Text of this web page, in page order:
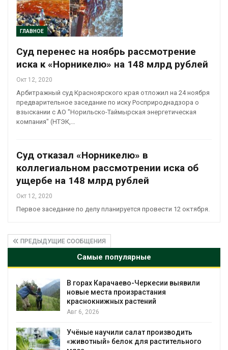
ГЛАВНОЕ
Суд перенес на ноябрь рассмотрение
иска к «Норникелю» на 148 млрд рублей
Окт 12, 2020
Арбитражный суд Красноярского края отложил на 24 ноября
предварительное заседание по иску Росприроднадзора о
взыскании с АО "Норильско-Таймырская энергетическая
компания" (НТЭК,…
Суд отказал «Норникелю» в
коллегиальном рассмотрении иска об
ущербе на 148 млрд рублей
Окт 12, 2020
Первое заседание по делу планируется провести 12 октября.
ПРЕДЫДУЩИЕ СООБЩЕНИЯ
Самые популярные
В Домодедове ликвидируют
последствия разлива химикатов после
пожара на складе
Авг 6, 2026
Изменение климата меняет ареалы
бабочек по всему миру